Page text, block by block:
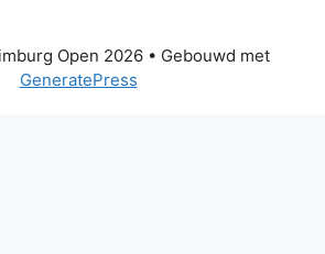
Open 2026• Gebouwd met
GeneratePress